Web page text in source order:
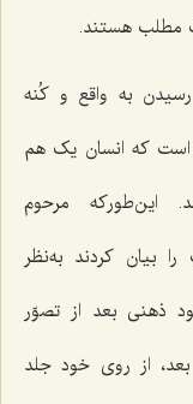
یک مطلب هستند.
به واقع و کُنه
است که انسان یک هم
این‌طورکه مرحوم
بیان کردند به‌نظر
ذهنی بعد از تصوّر
بعد، از روی خود جلد